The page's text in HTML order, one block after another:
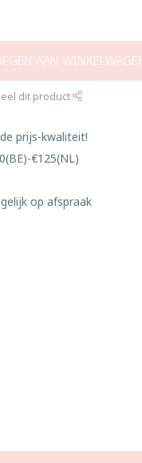
AAN
dit product
prijs-kwaliteit!
€125(NL)
op afspraak